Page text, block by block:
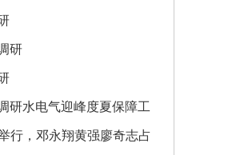
研
研水电气迎峰度夏保障工
行，邓永翔黄强廖奇志占